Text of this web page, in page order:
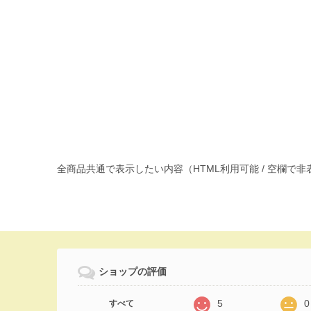
全商品共通で表示したい内容（HTML利用可能 / 空欄で非
ショップの評価
すべて 5 0